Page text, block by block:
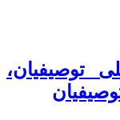
توصیفیان،